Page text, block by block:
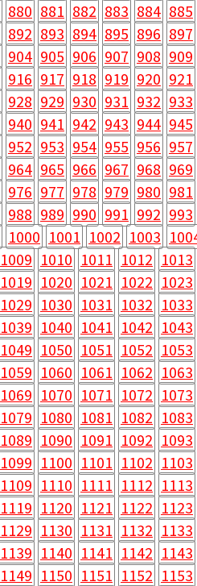
880 881 882 883 884 885
892 893 894 895 896 897
904 905 906 907 908 909
916 917 918 919 920 921
928 929 930 931 932 933
940 941 942 943 944 945
952 953 954 955 956 957
964 965 966 967 968 969
976 977 978 979 980 981
988 989 990 991 992 993
1000 1001 1002 1003
1009 1010 1011 1012 1013
1019 1020 1021 1022 1023
1029 1030 1031 1032 1033
1039 1040 1041 1042 1043
1049 1050 1051 1052 1053
1059 1060 1061 1062 1063
1069 1070 1071 1072 1073
1079 1080 1081 1082 1083
1089 1090 1091 1092 1093
1099 1100 1101 1102 1103
1109 1110 1111 1112 1113
1119 1120 1121 1122 1123
1129 1130 1131 1132 1133
1139 1140 1141 1142 1143
1149 1150 1151 1152 1153